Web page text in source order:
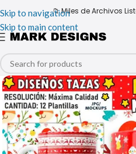
Skip to navigation
Skip to main content
📁 Miles de Archivos